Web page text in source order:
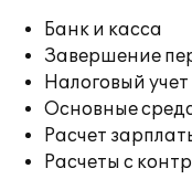
Банк и касса
Завершение
Налоговый учет
Основные
Расчет
Расчеты с